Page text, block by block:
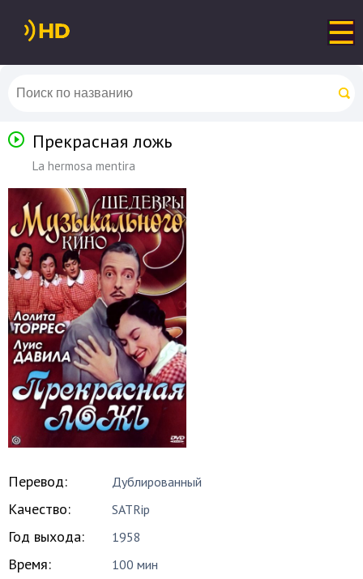
Прекрасная ложь
La hermosa mentira
Перевод: Дублированный
Качество: SATRip
Год выхода: 1958
Время: 100 мин